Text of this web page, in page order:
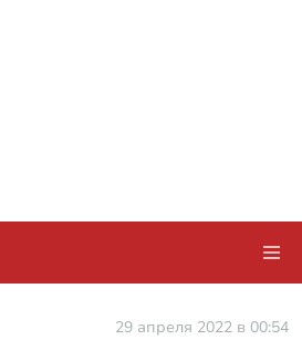
29 апреля 2022 в 00:54